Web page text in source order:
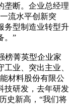
垄断。企业总经理
流水平创新突
务型制造业转型升
。”
榜菁英型企业家
业、突出主业、
材料股份有限公
技研发，去年研发
史新高，“我们将